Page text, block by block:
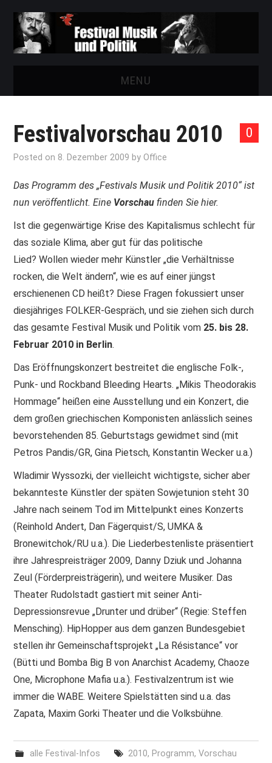
MENU
FESTIVAL
VEREIN
AUSSTELLUNGEN
ARCHIV
PRINT & CDS
IMPRESSUM
0
Festivalvorschau 2010
Posted on 8. Dezember 2009 byOffice
Das Programm des „Festivals Musik und Politik 2010“ ist
nun veröffentlicht. Eine Vorschau finden Siehier.
Ist die gegenwärtige Krise des Kapitalismus schlecht für
das soziale Klima, aber gut für das politische
Lied? Wollen wieder mehr Künstler „die Verhältnisse
rocken, die Welt ändern“, wie es auf einer jüngst
erschienenen CD heißt? Diese Fragen fokussiert unser
diesjähriges FOLKER-Gespräch, und sie ziehen sich durch
das gesamte Festival Musik und Politik vom 25. bis 28.
Februar 2010 in Berlin.
Das Eröffnungskonzert bestreitet die englische Folk-,
Punk- und Rockband Bleeding Hearts. „Mikis Theodorakis
Hommage“ heißen eine Ausstellung und ein Konzert, die
dem großen griechischen Komponisten anlässlich seines
bevorstehenden 85. Geburtstags gewidmet sind (mit
Petros Pandis/GR, Gina Pietsch, Konstantin Wecker u.a.)
Wladimir Wyssozki, der vielleicht wichtigste, sicher aber
bekannteste Künstler der späten Sowjetunion steht 30
Jahre nach seinem Tod im Mittelpunkt eines Konzerts
(Reinhold Andert, Dan Fägerquist/S, UMKA &
Bronewitchok/RU u.a.). Die Liederbestenliste präsentiert
ihre Jahrespreisträger 2009, Danny Dziuk und Johanna
Zeul (Förderpreisträgerin), und weitere Musiker. Das
Theater Rudolstadt gastiert mit seiner Anti-
Depressionsrevue „Drunter und drüber“ (Regie: Steffen
Mensching). HipHopper aus dem ganzen Bundesgebiet
stellen ihr Gemeinschaftsprojekt „La Résistance“ vor
(Bütti und Bomba Big B von Anarchist Academy, Chaoze
One, Microphone Mafia u.a.). Festivalzentrum ist wie
immer die WABE. Weitere Spielstätten sind u.a. das
Zapata, Maxim Gorki Theater und die Volksbühne.
alle Festival-Infos 2010, Programm, Vorschau